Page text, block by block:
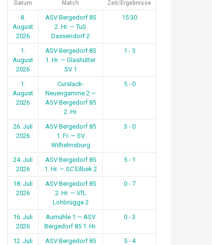
Datum Match Zeit/Ergebnisse
8.
August
2026
ASV Bergedorf 85
2. Hr. — TuS
Dassendorf 2
15:30
1.
August
2026
ASV Bergedorf 85
1. Hr. — Glashütter
SV 1
1 - 3
1.
August
2026
Curslack-
Neuengamme 2 —
ASV Bergedorf 85
2. Hr.
5 - 0
26. Juli
2026
ASV Bergedorf 85
1. Fr. — SV
Wilhelmsburg
3 - 0
24. Juli
2026
ASV Bergedorf 85
1. Hr. — SC Eilbek 2
5 - 1
18. Juli
2026
ASV Bergedorf 85
2. Hr. — VfL
Lohbrügge 2
0 - 7
16. Juli
2026
Aumühle 1 — ASV
Bergedorf 85 1. Hr.
0 - 3
12. Juli
ASV Bergedorf 85
5 - 4